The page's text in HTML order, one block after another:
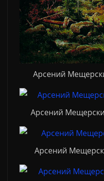
Арсений
Арсений
Арсений